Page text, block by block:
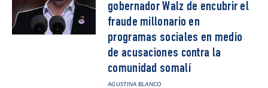
gobernador Walz de encubrir el
fraude millonario en
programas sociales en medio
de acusaciones contra la
comunidad somalí
AGUSTINA BLANCO